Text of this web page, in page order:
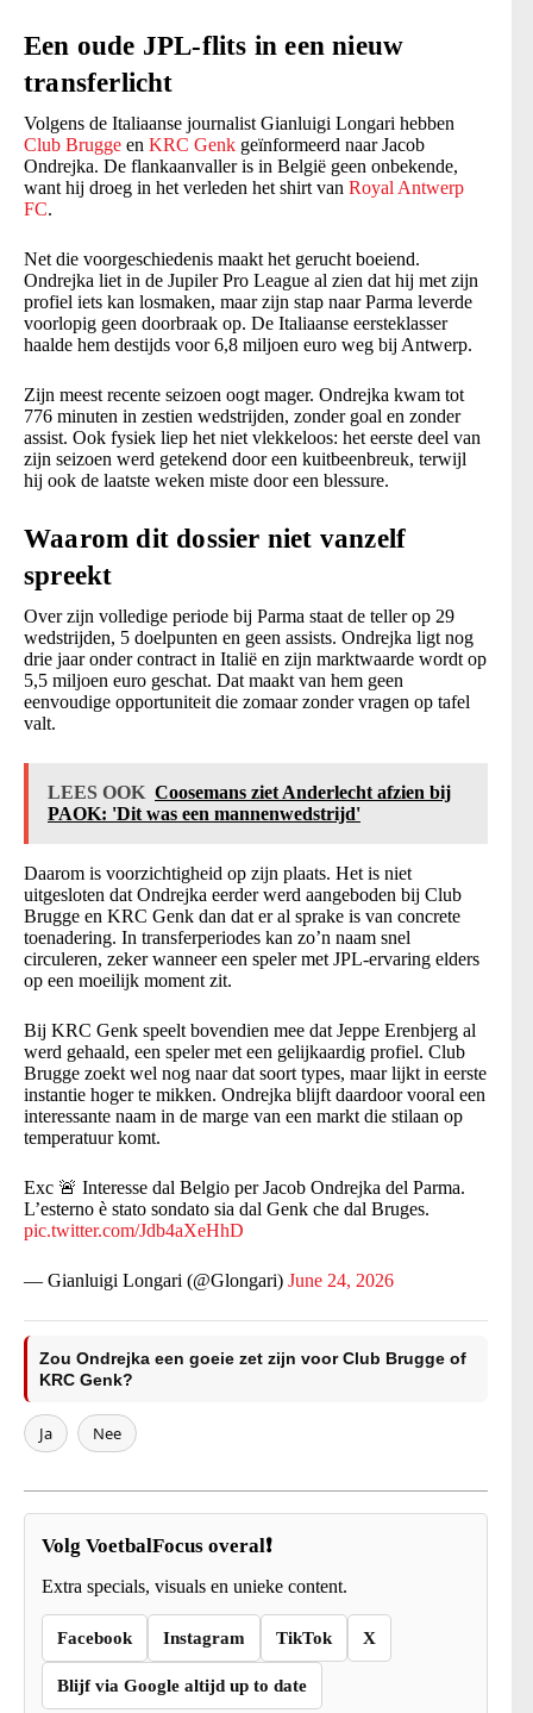
Een oude JPL-flits in een nieuw
transferlicht
Volgens de Italiaanse journalist Gianluigi Longari hebben
Club Brugge en KRC Genk geïnformeerd naar Jacob
Ondrejka. De flankaanvaller is in België geen onbekende,
want hij droeg in het verleden het shirt van Royal Antwerp
FC.
Net die voorgeschiedenis maakt het gerucht boeiend.
Ondrejka liet in de Jupiler Pro League al zien dat hij met zijn
profiel iets kan losmaken, maar zijn stap naar Parma leverde
voorlopig geen doorbraak op. De Italiaanse eersteklasser
haalde hem destijds voor 6,8 miljoen euro weg bij Antwerp.
Zijn meest recente seizoen oogt mager. Ondrejka kwam tot
776 minuten in zestien wedstrijden, zonder goal en zonder
assist. Ook fysiek liep het niet vlekkeloos: het eerste deel van
zijn seizoen werd getekend door een kuitbeenbreuk, terwijl
hij ook de laatste weken miste door een blessure.
Waarom dit dossier niet vanzelf
spreekt
Over zijn volledige periode bij Parma staat de teller op 29
wedstrijden, 5 doelpunten en geen assists. Ondrejka ligt nog
drie jaar onder contract in Italië en zijn marktwaarde wordt op
5,5 miljoen euro geschat. Dat maakt van hem geen
eenvoudige opportuniteit die zomaar zonder vragen op tafel
valt.
LEES OOK Coosemans ziet Anderlecht afzien bij
PAOK: 'Dit was een mannenwedstrijd'
Daarom is voorzichtigheid op zijn plaats. Het is niet
uitgesloten dat Ondrejka eerder werd aangeboden bij Club
Brugge en KRC Genk dan dat er al sprake is van concrete
toenadering. In transferperiodes kan zo’n naam snel
circuleren, zeker wanneer een speler met JPL-ervaring elders
op een moeilijk moment zit.
Bij KRC Genk speelt bovendien mee dat Jeppe Erenbjerg al
werd gehaald, een speler met een gelijkaardig profiel. Club
Brugge zoekt wel nog naar dat soort types, maar lijkt in eerste
instantie hoger te mikken. Ondrejka blijft daardoor vooral een
interessante naam in de marge van een markt die stilaan op
temperatuur komt.
Exc 🚨 Interesse dal Belgio per Jacob Ondrejka del Parma.
L’esterno è stato sondato sia dal Genk che dal Bruges.
pic.twitter.com/Jdb4aXeHhD
— Gianluigi Longari (@Glongari) June 24, 2026
Zou Ondrejka een goeie zet zijn voor Club Brugge of
KRC Genk?
Ja Nee
Volg VoetbalFocus overal❗
Extra specials, visuals en unieke content.
Facebook Instagram TikTok X
Blijf via Google altijd up to date